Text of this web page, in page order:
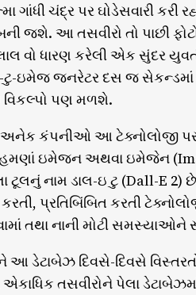
ચંદ્ર પર ઘોડેસવારી કરી
જશે. આ તસવીરો તો પાછી
વો ધારણ કરેલી એક સુંદર
ટુ-ઇમેજ જનરેટર દસ જ
પણ મળશે.
કંપનીઓ આ ટેક્નોલોજી પર
ઇમેજન અથવા ઇમેજેન
નામ ડાલ-ઇ ટુ (Dall-E 2)
પ્રતિબિંબિત કરતી
તથા નાની મોટી સમસ્યાઓને
ને આ ડેટાબેઝ દિવસે-દિવસે
તસવીરોને પેલા